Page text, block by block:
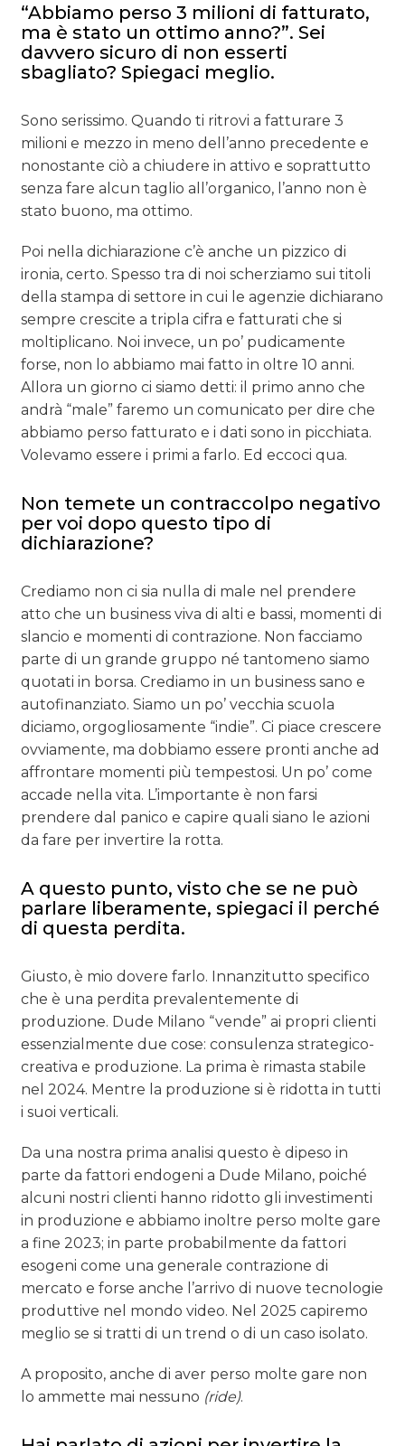
“Abbiamo perso 3 milioni di fatturato,
ma è stato un ottimo anno?”. Sei
davvero sicuro di non esserti
sbagliato? Spiegaci meglio.
Sono serissimo. Quando ti ritrovi a fatturare 3
milioni e mezzo in meno dell’anno precedente e
nonostante ciò a chiudere in attivo e soprattutto
senza fare alcun taglio all’organico, l’anno non è
stato buono, ma ottimo.
Poi nella dichiarazione c’è anche un pizzico di
ironia, certo. Spesso tra di noi scherziamo sui titoli
della stampa di settore in cui le agenzie dichiarano
sempre crescite a tripla cifra e fatturati che si
moltiplicano. Noi invece, un po’ pudicamente
forse, non lo abbiamo mai fatto in oltre 10 anni.
Allora un giorno ci siamo detti: il primo anno che
andrà “male” faremo un comunicato per dire che
abbiamo perso fatturato e i dati sono in picchiata.
Volevamo essere i primi a farlo. Ed eccoci qua.
Non temete un contraccolpo negativo
per voi dopo questo tipo di
dichiarazione?
Crediamo non ci sia nulla di male nel prendere
atto che un business viva di alti e bassi, momenti di
slancio e momenti di contrazione. Non facciamo
parte di un grande gruppo né tantomeno siamo
quotati in borsa. Crediamo in un business sano e
autofinanziato. Siamo un po’ vecchia scuola
diciamo, orgogliosamente “indie”. Ci piace crescere
ovviamente, ma dobbiamo essere pronti anche ad
affrontare momenti più tempestosi. Un po’ come
accade nella vita. L’importante è non farsi
prendere dal panico e capire quali siano le azioni
da fare per invertire la rotta.
A questo punto, visto che se ne può
parlare liberamente, spiegaci il perché
di questa perdita.
Giusto, è mio dovere farlo. Innanzitutto specifico
che è una perdita prevalentemente di
produzione. Dude Milano “vende” ai propri clienti
essenzialmente due cose: consulenza strategico-
creativa e produzione. La prima è rimasta stabile
nel 2024. Mentre la produzione si è ridotta in tutti
i suoi verticali.
Da una nostra prima analisi questo è dipeso in
parte da fattori endogeni a Dude Milano, poiché
alcuni nostri clienti hanno ridotto gli investimenti
in produzione e abbiamo inoltre perso molte gare
a fine 2023; in parte probabilmente da fattori
esogeni come una generale contrazione di
mercato e forse anche l’arrivo di nuove tecnologie
produttive nel mondo video. Nel 2025 capiremo
meglio se si tratti di un trend o di un caso isolato.
A proposito, anche di aver perso molte gare non
lo ammette mai nessuno (ride).